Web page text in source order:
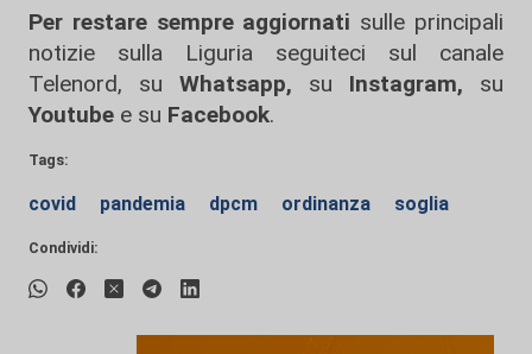
Per restare sempre aggiornati sulle principali
notizie sulla Liguria seguiteci sul canale
Telenord, su
Whatsapp, su Instagram, su
Youtube e su Facebook.
Tags:
covid pandemia dpcm ordinanza soglia
Condividi: